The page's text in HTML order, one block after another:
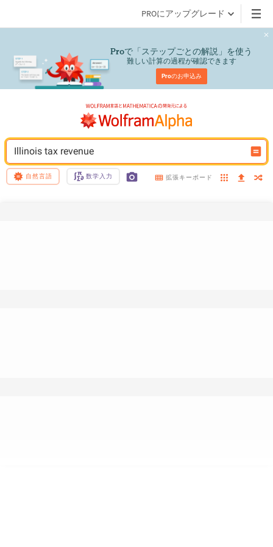
PROにアップグレード
Proで「ステップごとの解説」を使う
難しい計算の過程が確認できます
Proのお申込み
Illinois tax revenue
自然言語 数学入力 拡張キーボード